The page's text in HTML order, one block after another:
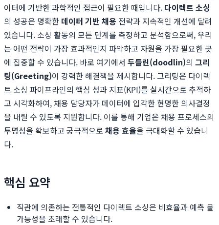
이터에 기반한 과학적인 접근이 필요한 때입니다. 다이렉트 소싱
의 성공은 명확한 데이터 기반 채용 전략과 지속적인 개선에 달려
있습니다. 소싱 활동의 모든 단계를 측정하고 분석함으로써, 우리
는 어떤 전략이 가장 효과적인지 파악하고 자원을 가장 필요한 곳
에 집중할 수 있습니다. 바로 여기에서 두들린(doodlin)의 그리
팅(Greeting)이 강력한 해결책을 제시합니다. 그리팅은 다이렉
트 소싱 파이프라인의 핵심 성과 지표(KPI)를 실시간으로 추적하
고 시각화하여, 채용 담당자가 데이터에 입각한 현명한 의사결정
을 내릴 수 있도록 지원합니다. 이를 통해 기업은 채용 프로세스의
투명성을 확보하고 궁극적으로 채용 효율을 극대화할 수 있습니
다.
핵심 요약
직관에 의존하는 전통적인 다이렉트 소싱은 비효율과 예측 불
가능성을 초래할 수 있습니다.